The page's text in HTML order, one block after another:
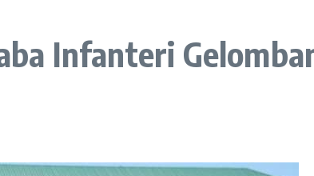
Infanteri